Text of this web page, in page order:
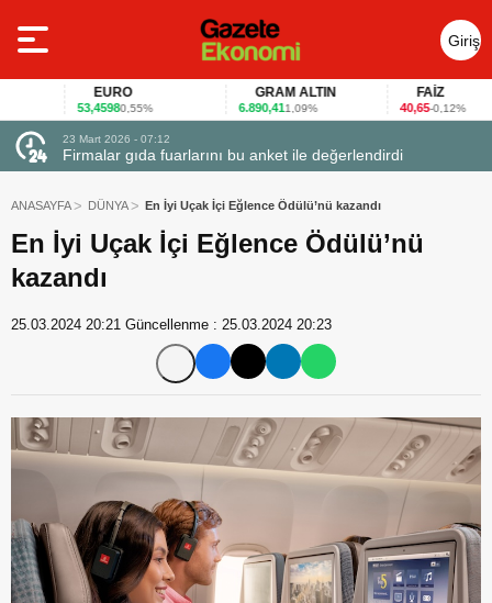
Giriş
Yap
EURO
53,45980,55%
GRAM ALTIN
6.890,411,09% 40,65-0,12%
23 Mart 2026 - 07:12
Firmalar gıda fuarlarını bu anket ile değerlendirdi
ANASAYFA DÜNYA En İyi Uçak İçi Eğlence Ödülü’nü kazandı
En İyi Uçak İçi Eğlence Ödülü’nü
kazandı
25.03.2024 20:21 Güncellenme : 25.03.2024 20:23